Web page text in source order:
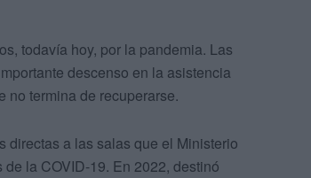
todavía hoy, por la pandemia. Las
descenso en la asistencia
no termina de recuperarse.
directas a las salas que el Ministerio
la COVID-19. En 2022, destinó